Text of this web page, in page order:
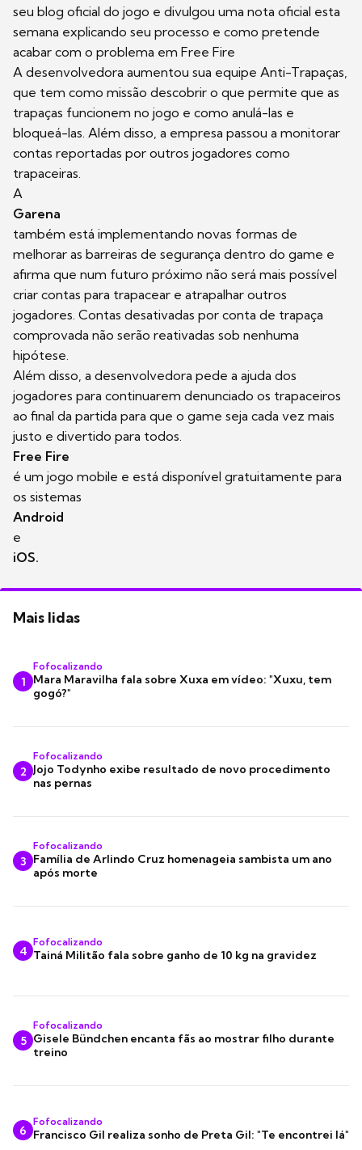
seu blog oficial do jogo e divulgou uma nota oficial esta
semana explicando seu processo e como pretende
acabar com o problema em Free Fire
A desenvolvedora aumentou sua equipe Anti-Trapaças,
que tem como missão descobrir o que permite que as
trapaças funcionem no jogo e como anulá-las e
bloqueá-las. Além disso, a empresa passou a monitorar
contas reportadas por outros jogadores como
trapaceiras.
A
Garena
também está implementando novas formas de
melhorar as barreiras de segurança dentro do game e
afirma que num futuro próximo não será mais possível
criar contas para trapacear e atrapalhar outros
jogadores. Contas desativadas por conta de trapaça
comprovada não serão reativadas sob nenhuma
hipótese.
Além disso, a desenvolvedora pede a ajuda dos
jogadores para continuarem denunciado os trapaceiros
ao final da partida para que o game seja cada vez mais
justo e divertido para todos.
Free Fire
é um jogo mobile e está disponível gratuitamente para
os sistemas
Android
e
iOS.
Mais lidas
1
Fofocalizando
Mara Maravilha fala sobre Xuxa em vídeo: "Xuxu, tem
gogó?"
2
Fofocalizando
Jojo Todynho exibe resultado de novo procedimento
nas pernas
3
Fofocalizando
Família de Arlindo Cruz homenageia sambista um ano
após morte
4
Fofocalizando
Tainá Militão fala sobre ganho de 10 kg na gravidez
5
Fofocalizando
Gisele Bündchen encanta fãs ao mostrar filho durante
treino
6
Fofocalizando
Francisco Gil realiza sonho de Preta Gil: "Te encontrei lá"